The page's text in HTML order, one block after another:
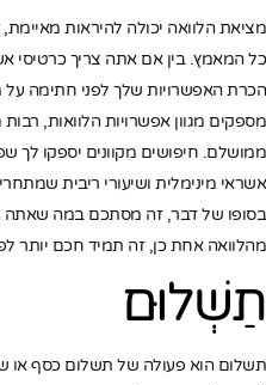
מציאת הלוואה יכולה להיראות
כל המאמץ. בין אם אתה צריך כרטיסי
הכרת האפשרויות שלך לפני חתימה על
מספקים מגוון אפשרויות הלוואות,
ממושלם. חיפושים מקוונים יספקו לך
אשראי מינימלית ושיעורי ריבית
בסופו של דבר, זה מסתכם במה שאתה
מהלוואה אחת כן, זה תמיד חכם יותר
תַשְׁלוּם
תשלום הוא פעולה של תשלום כסף